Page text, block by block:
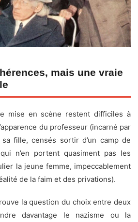
mais une vraie
mise en scène restent difficiles à
du professeur (incarné par
fille, censés sortir d’un camp de
n’en portent quasiment pas les
la jeune femme, impeccablement
de la faim et des privations).
la question du choix entre deux
davantage le nazisme ou la